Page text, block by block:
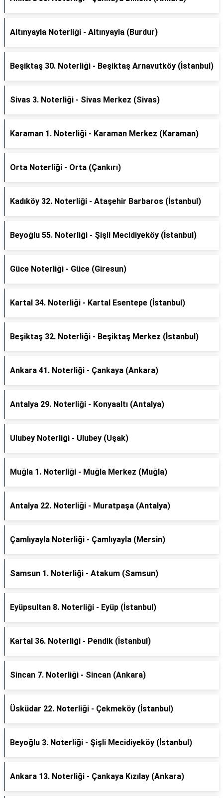
Altınyayla Noterliği - Altınyayla (Burdur)
Beşiktaş 30. Noterliği - Beşiktaş Arnavutköy (İstanbul)
Sivas 3. Noterliği - Sivas Merkez (Sivas)
Karaman 1. Noterliği - Karaman Merkez (Karaman)
Orta Noterliği - Orta (Çankırı)
Kadıköy 32. Noterliği - Ataşehir Barbaros (İstanbul)
Beyoğlu 55. Noterliği - Şişli Mecidiyeköy (İstanbul)
Güce Noterliği - Güce (Giresun)
Kartal 34. Noterliği - Kartal Esentepe (İstanbul)
Beşiktaş 32. Noterliği - Beşiktaş Merkez (İstanbul)
Ankara 41. Noterliği - Çankaya (Ankara)
Antalya 29. Noterliği - Konyaaltı (Antalya)
Ulubey Noterliği - Ulubey (Uşak)
Muğla 1. Noterliği - Muğla Merkez (Muğla)
Antalya 22. Noterliği - Muratpaşa (Antalya)
Çamlıyayla Noterliği - Çamlıyayla (Mersin)
Samsun 1. Noterliği - Atakum (Samsun)
Eyüpsultan 8. Noterliği - Eyüp (İstanbul)
Kartal 36. Noterliği - Pendik (İstanbul)
Sincan 7. Noterliği - Sincan (Ankara)
Üsküdar 22. Noterliği - Çekmeköy (İstanbul)
Beyoğlu 3. Noterliği - Şişli Mecidiyeköy (İstanbul)
Ankara 13. Noterliği - Çankaya Kızılay (Ankara)